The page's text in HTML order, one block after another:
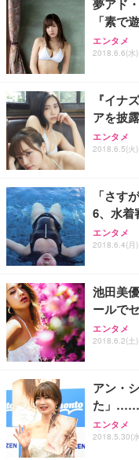
Sezlife
ワーク チ
能 人間
務用 お
Sezlife
ワーク チ
能 人間工
務用 お
ッシュ 通
ス圧無段
【純正品
フック付
【整備済
ー フル
ort/VGA
【
グモニタ
ネオ・ル
り 単品
Smart
限定】
超厚型 お
アイリ
ュラー
夢アド
「素で
エンタメ
2018.6.6(水
『イナ
アを披
エンタメ
2018.6.5(火
「さす
6、水着
エンタメ
2018.6.4(月
池田美
ールで
エンタメ
2018.6.2(土
アン・
た」……
エンタメ
2018.5.30(